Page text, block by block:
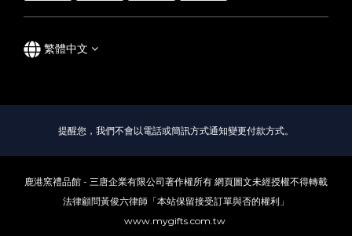
繁體中文
提醒您，我們不會以電話或簡訊方式通知變更付款方式。
鹿港窯禮品館 - 三唐企業有限公司著作權所有 網頁圖文未經授權不得轉載
法律顧問黃俊六律師「本站保留接受訂單與否的權利」
www.mygifts.com.tw